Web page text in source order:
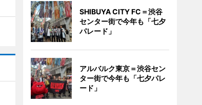
SHIBUYA CITY FC＝渋谷
センター街で今年も「七夕
パレード」
アルバルク東京＝渋谷セン
ター街で今年も「七夕パレ
ード」